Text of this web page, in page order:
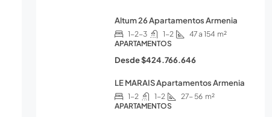
Altum 26 Apartamentos Armenia
1-2-3 1-2 47 a 154 m²
APARTAMENTOS
Desde$424.766.646
LE MARAIS Apartamentos Armenia
1-2 1-2 27- 56 m²
APARTAMENTOS